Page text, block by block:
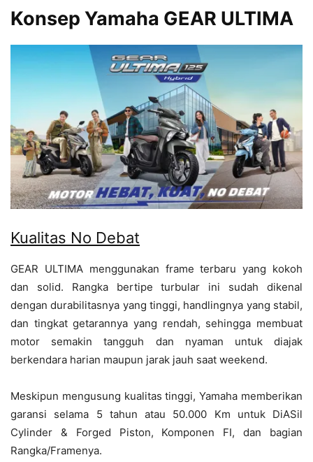
Konsep Yamaha GEAR ULTIMA
Kualitas No Debat
GEAR ULTIMA menggunakan frame terbaru yang kokoh
dan solid. Rangka bertipe turbular ini sudah dikenal
dengan durabilitasnya yang tinggi, handlingnya yang stabil,
dan tingkat getarannya yang rendah, sehingga membuat
motor semakin tangguh dan nyaman untuk diajak
berkendara harian maupun jarak jauh saat weekend.
Meskipun mengusung kualitas tinggi, Yamaha memberikan
garansi selama 5 tahun atau 50.000 Km untuk DiASil
Cylinder & Forged Piston, Komponen FI, dan bagian
Rangka/Framenya.